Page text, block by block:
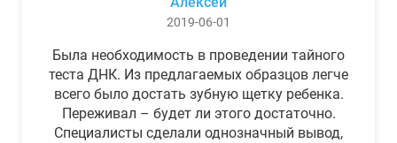
2019-06-01
Была необходимость в проведении тайного
теста ДНК. Из предлагаемых образцов легче
всего было достать зубную щетку ребенка.
Переживал – будет ли этого достаточно.
Специалисты сделали однозначный вывод,